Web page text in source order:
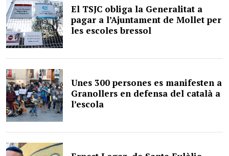
El TSJC obliga la Generalitat a
pagar a l’Ajuntament de Mollet per
les escoles bressol
Unes 300 persones es manifesten a
Granollers en defensa del català a
l’escola